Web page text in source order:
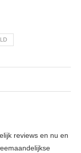
reviews en nu en